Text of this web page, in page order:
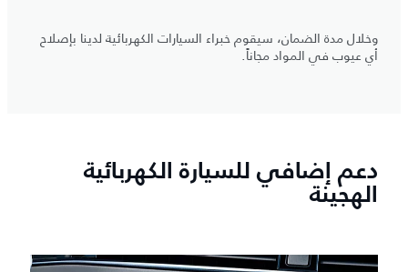
وخلال مدة الضمان، سيقوم خبراء السيارات الكهربائية لدينا بإصلاح
أي عيوب في المواد مجاناً.
دعم إضافي للسيارة الكهربائية
الهجينة